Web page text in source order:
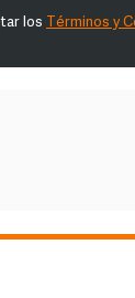
los Términos y